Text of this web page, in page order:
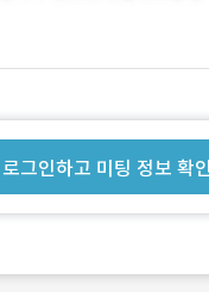
로그인하고 미팅 정보 확